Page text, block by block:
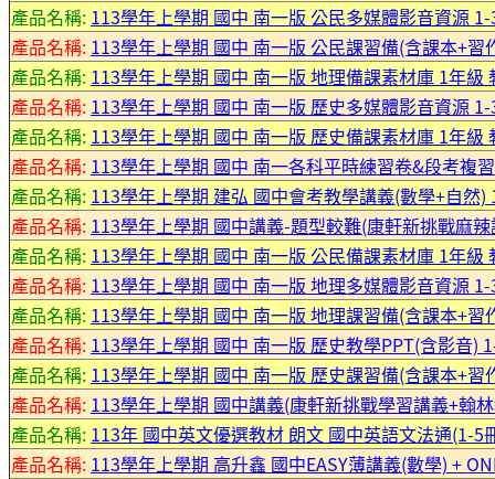
產品名稱: 113學年上學期 國中 南一版 公民多媒體影音資源
產品名稱: 113學年上學期 國中 南一版 公民課習備(含課本+
產品名稱: 113學年上學期 國中 南一版 地理備課素材庫 1年級
產品名稱: 113學年上學期 國中 南一版 歷史多媒體影音資源
產品名稱: 113學年上學期 國中 南一版 歷史備課素材庫 1年級
產品名稱: 113學年上學期 國中 南一各科平時練習卷&段考複
產品名稱: 113學年上學期 建弘 國中會考教學講義(數學+自然)
產品名稱: 113學年上學期 國中講義-題型較難(康軒新挑戰麻
產品名稱: 113學年上學期 國中 南一版 公民備課素材庫 1年級
產品名稱: 113學年上學期 國中 南一版 地理多媒體影音資源
產品名稱: 113學年上學期 國中 南一版 地理課習備(含課本+
產品名稱: 113學年上學期 國中 南一版 歷史教學PPT(含影音)
產品名稱: 113學年上學期 國中 南一版 歷史課習備(含課本+
產品名稱: 113學年上學期 國中講義(康軒新挑戰學習講義+翰
產品名稱: 113年 國中英文優選教材 朗文 國中英語文法通(1-
產品名稱: 113學年上學期 高升鑫 國中EASY薄講義(數學) +